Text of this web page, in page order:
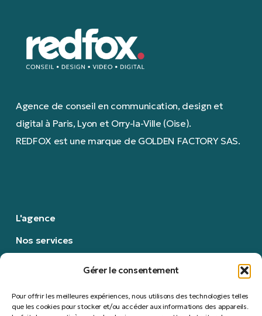
Gérer le consentement
Pour offrir les meilleures expériences, nous utilisons des technologies telles
que les cookies pour stocker et/ou accéder aux informations des appareils.
Agence de conseil en communication, design et
digital à Paris, Lyon et Orry-la-Ville (Oise).
REDFOX est une marque de GOLDEN FACTORY SAS.
L'agence
Nos services
Politique RSE